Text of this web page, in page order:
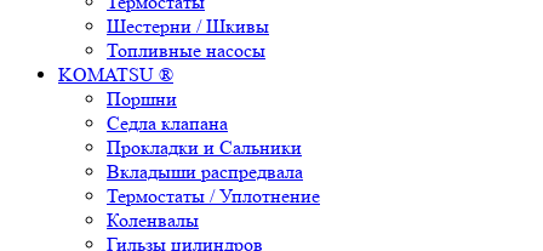
Шестерни / Шкивы
Топливные насосы
KOMATSU ®
Поршни
Седла клапана
Прокладки и Сальники
Вкладыши распредвала
Термостаты / Уплотнение
Коленвалы
Гильзы цилиндров